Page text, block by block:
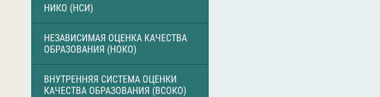
НИКО (НСИ)
НЕЗАВИСИМАЯ ОЦЕНКА КАЧЕСТВА
ОБРАЗОВАНИЯ (НОКО)
ВНУТРЕННЯЯ СИСТЕМА ОЦЕНКИ
КАЧЕСТВА ОБРАЗОВАНИЯ (ВСОКО)